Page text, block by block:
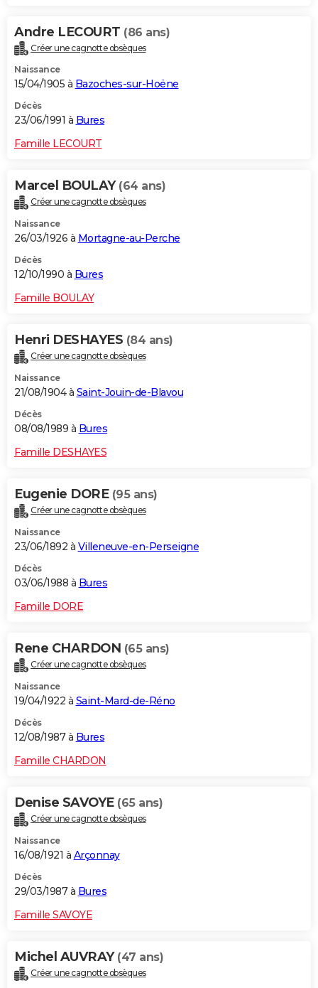
Andre LECOURT (86 ans)
Créer une cagnotte obsèques
Naissance
15/04/1905 à Bazoches-sur-Hoëne
Décès
23/06/1991 à Bures
Famille LECOURT
Marcel BOULAY (64 ans)
Créer une cagnotte obsèques
Naissance
26/03/1926 à Mortagne-au-Perche
Décès
12/10/1990 à Bures
Famille BOULAY
Henri DESHAYES (84 ans)
Créer une cagnotte obsèques
Naissance
21/08/1904 à Saint-Jouin-de-Blavou
Décès
08/08/1989 à Bures
Famille DESHAYES
Eugenie DORE (95 ans)
Créer une cagnotte obsèques
Naissance
23/06/1892 à Villeneuve-en-Perseigne
Décès
03/06/1988 à Bures
Famille DORE
Rene CHARDON (65 ans)
Créer une cagnotte obsèques
Naissance
19/04/1922 à Saint-Mard-de-Réno
Décès
12/08/1987 à Bures
Famille CHARDON
Denise SAVOYE (65 ans)
Créer une cagnotte obsèques
Naissance
16/08/1921 à Arçonnay
Décès
29/03/1987 à Bures
Famille SAVOYE
Michel AUVRAY (47 ans)
Créer une cagnotte obsèques